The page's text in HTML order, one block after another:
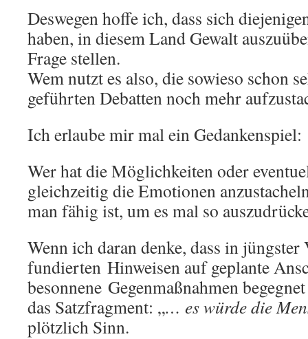
Deswegen hoffe ich, dass sich
haben, in diesem Land Gewalt
Frage stellen.
Wem nutzt es also, die sowieso schon
geführten Debatten noch mehr
Ich erlaube mir mal ein Gedankenspiel:
Wer hat die Möglichkeiten oder
gleichzeitig die Emotionen
man fähig ist, um es mal so
Wenn ich daran denke, dass in jüngster
fundierten Hinweisen auf geplante
besonnene Gegenmaßnahmen
das Satzfragment: „… es würde die
plötzlich Sinn.